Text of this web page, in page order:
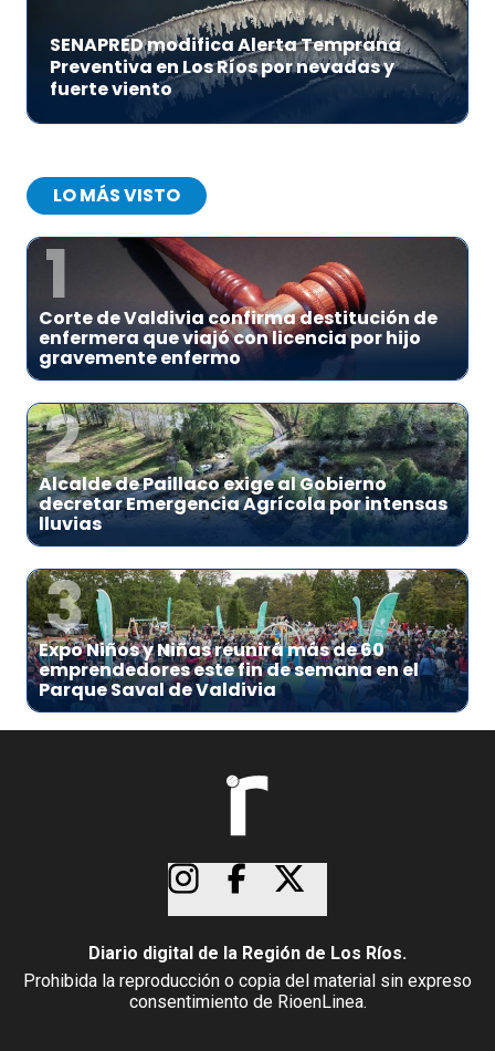
SENAPRED modifica Alerta Temprana
Preventiva en Los Ríos por nevadas y
fuerte viento
LO MÁS VISTO
1
Corte de Valdivia confirma destitución de
enfermera que viajó con licencia por hijo
gravemente enfermo
2
Alcalde de Paillaco exige al Gobierno
decretar Emergencia Agrícola por intensas
lluvias
3
Expo Niños y Niñas reunirá más de 60
emprendedores este fin de semana en el
Parque Saval de Valdivia
Diario digital de la Región de Los Ríos.
Prohibida la reproducción o copia del material sin expreso
consentimiento de RioenLinea.